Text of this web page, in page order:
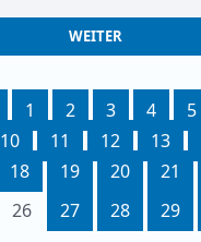
WEITER
1 2 3 4 5
10 11 12 13
18 19 20 21
26 27 28 29